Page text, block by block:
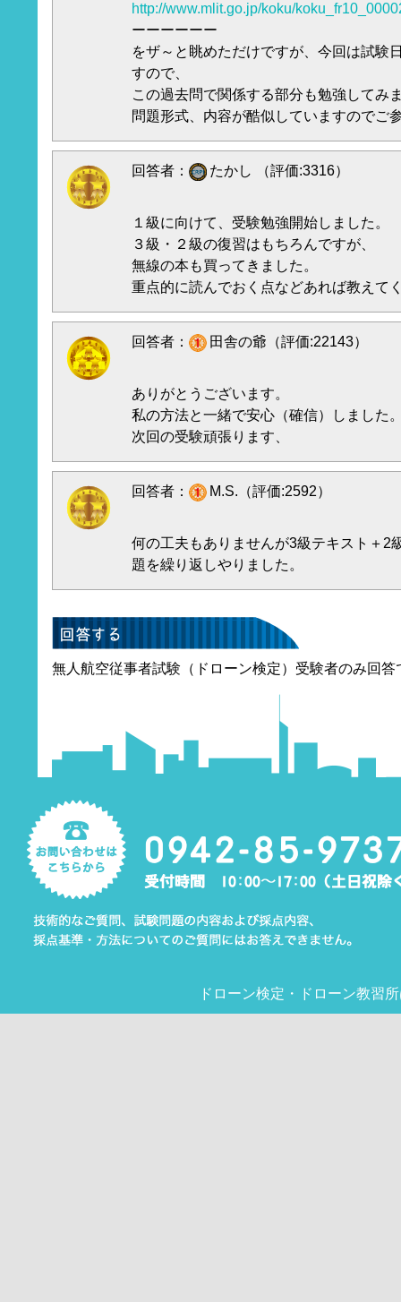
http://www.mlit.go.jp/koku/
ーーーーーー
をザ～と眺めただけですが、今回は試験
すので、
この過去問で関係する部分も勉強してみ
問題形式、内容が酷似していますのでご
回答者： たかし （評価:3316）
１級に向けて、受験勉強開始しました。
３級・２級の復習はもちろんですが、
無線の本も買ってきました。
重点的に読んでおく点などあれば教えて
回答者： 田舎の爺（評価:22143）
ありがとうございます。
私の方法と一緒で安心（確信）しました
次回の受験頑張ります、
回答者： M.S.（評価:2592）
何の工夫もありませんが3級テキスト＋2
題を繰り返しやりました。
無人航空従事者試験（ドローン検定）受験者のみ回答
ドローン検定 ・ ドローン教習所